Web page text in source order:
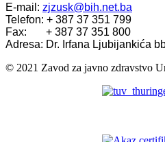
E-mail: zjzusk@bih.net.ba
Telefon: + 387 37 351 799
Fax: + 387 37 351 800
Adresa: Dr. Irfana Ljubijankića
© 2021 Zavod za javno zdravstvo